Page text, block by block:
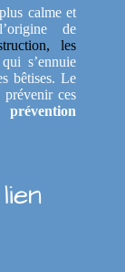
calme et
de
les
s’ennuie
bêtises. Le
ces